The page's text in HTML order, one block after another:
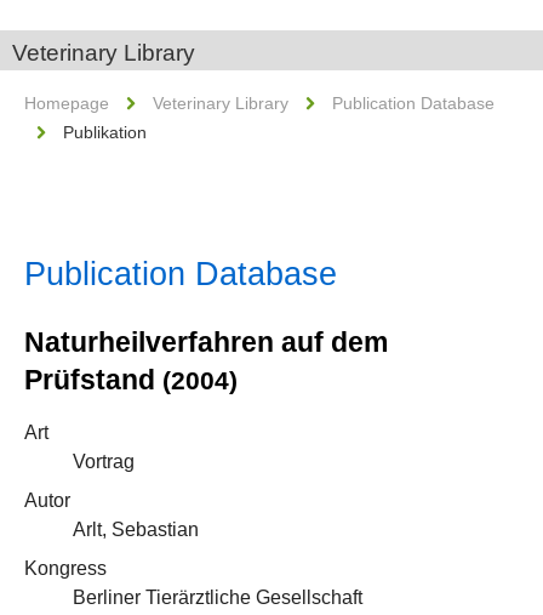
Veterinary Library
Homepage Veterinary Library
Publication Database
Publikation
Publication Database
Naturheilverfahren auf dem
Prüfstand (2004)
Art
Vortrag
Autor
Arlt, Sebastian
Kongress
Berliner Tierärztliche Gesellschaft